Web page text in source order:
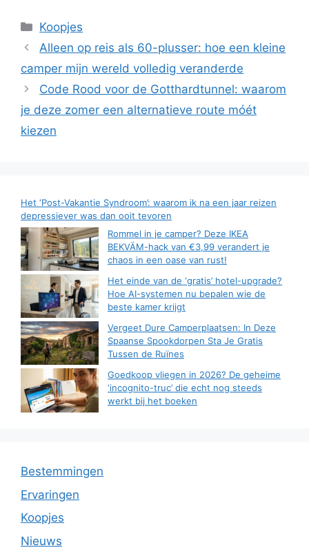
Categorieën
Koopjes
Alleen op reis als 60-plusser: hoe een kleine
camper mijn wereld volledig veranderde
Code Rood voor de Gotthardtunnel: waarom
je deze zomer een alternatieve route móét
kiezen
Het ‘Post-Vakantie Syndroom’: waarom ik na een jaar reizen
depressiever was dan ooit tevoren
Rommel in je camper? Deze IKEA
BEKVÄM-hack van €3,99 verandert je
chaos in een oase van rust!
Het einde van de ‘gratis’ hotel-upgrade?
Hoe AI-systemen nu bepalen wie de
beste kamer krijgt
Vergeet Dure Camperplaatsen: In Deze
Spaanse Spookdorpen Sta Je Gratis
Tussen de Ruïnes
Goedkoop vliegen in 2026? De geheime
‘incognito-truc’ die echt nog steeds
werkt bij het boeken
Bestemmingen
Ervaringen
Koopjes
Nieuws